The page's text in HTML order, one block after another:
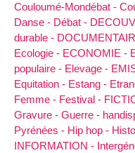
Couloumé-Mondébat -
Danse - Débat -
durable -
Ecologie - ECONOMIE -
populaire - Elevage -
Equitation - Estang -
Femme - Festival -
Gravure - Guerre -
Pyrénées - Hip hop -
INFORMATION -